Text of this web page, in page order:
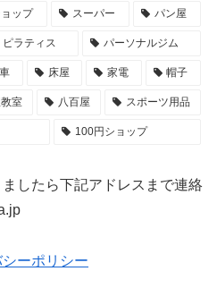
ップ スーパー パン屋
ピラティス パーソナルジム
床屋 家電 帽子
室 八百屋 スポーツ用品
100円ショップ
したら下記アドレスまで連絡
ーポリシー